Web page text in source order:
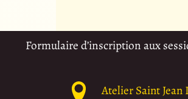
Formulaire d’inscription aux
Atelier Saint Jean